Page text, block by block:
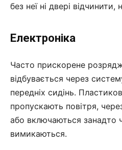
без неї ні двері
Електроніка
Часто прискорене
відбувається через
передніх сидінь.
пропускають повітря,
або включаються занадто
вимикаються.